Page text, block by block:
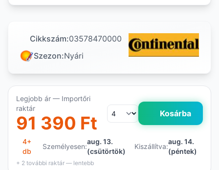
Cikkszám:03578470000
Szezon:Nyári
Legjobb ár — Importőri
raktár
91 390 Ft Kosárba
4+
db
Személyesen:
aug. 13.
(csütörtök)
Kiszállítva:
aug. 14.
(péntek)
+ 2 további raktár — lentebb